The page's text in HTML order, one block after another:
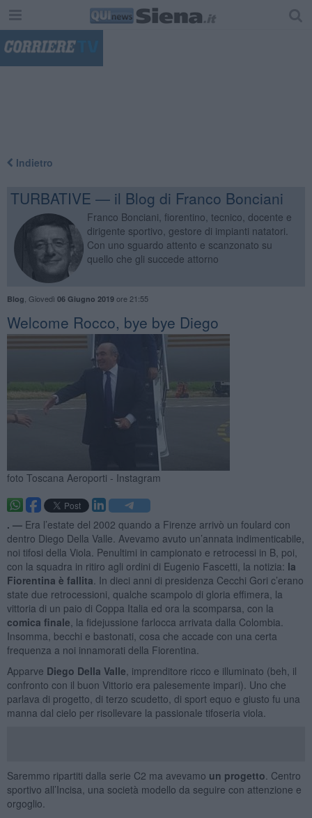
Indietro
TURBATIVE — il Blog di Franco Bonciani
Franco Bonciani, fiorentino, tecnico, docente e
dirigente sportivo, gestore di impianti natatori.
Con uno sguardo attento e scanzonato su
quello che gli succede attorno
Blog Giovedì 06 Giugno 2019ore 21:55
Welcome Rocco, bye bye Diego
foto Toscana Aeroporti - Instagram
. — Era l’estate del 2002 quando a Firenze arrivò un foulard con
dentro Diego Della Valle. Avevamo avuto un’annata indimenticabile,
noi tifosi della Viola. Penultimi in campionato e retrocessi in B, poi,
con la squadra in ritiro agli ordini di Eugenio Fascetti, la notizia: la
Fiorentina è fallita . In dieci anni di presidenza Cecchi Gori c’erano
state due retrocessioni, qualche scampolo di gloria effimera, la
vittoria di un paio di Coppa Italia ed ora la scomparsa, con la
comica finale , la fidejussione farlocca arrivata dalla Colombia.
Insomma, becchi e bastonati, cosa che accade con una certa
frequenza a noi innamorati della Fiorentina.
Apparve Diego Della Valle , imprenditore ricco e illuminato (beh, il
confronto con il buon Vittorio era palesemente impari). Uno che
parlava di progetto, di terzo scudetto, di sport equo e giusto fu una
manna dal cielo per risollevare la passionale tifoseria viola.
Saremmo ripartiti dalla serie C2 ma avevamo un progetto . Centro
sportivo all’Incisa, una società modello da seguire con attenzione e
orgoglio.